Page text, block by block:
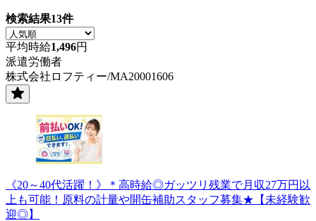
検索結果13件
平均時給1,496円
派遣労働者
株式会社ロフティー/MA20001606
《20～40代活躍！》＊高時給◎ガッツリ残業で月収27万円以
上も可能！原料の計量や開缶補助スタッフ募集★【未経験歓
迎◎】